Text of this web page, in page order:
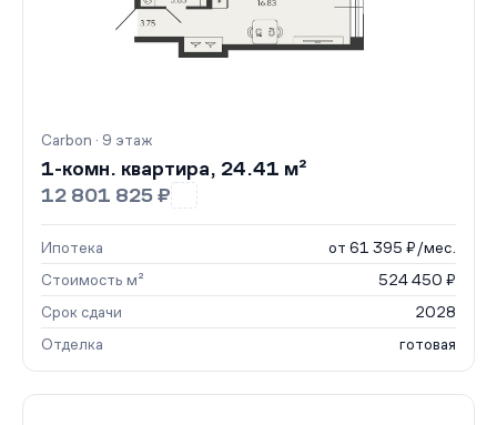
Carbon · 9 этаж
1-комн. квартира, 24.41 м²
12 801 825 ₽
Ипотека
от 61 395 ₽/мес.
Стоимость м²
524 450 ₽
Срок сдачи
2028
Отделка
готовая